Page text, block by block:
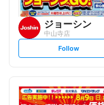
ジョーシン
中山寺店
s
t
l
o
w
Follow